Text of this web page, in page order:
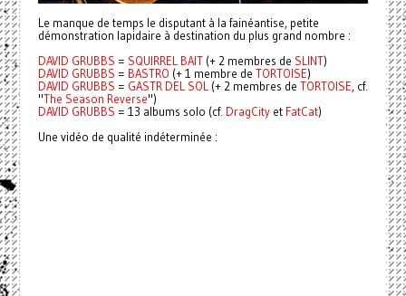
Le manque de temps le disputant à la fainéantise, petite
démonstration lapidaire à destination du plus grand nombre :
DAVID GRUBBS = SQUIRREL BAIT(+ 2 membres de SLINT)
DAVID GRUBBS = BASTRO (+ 1 membre de TORTOISE)
DAVID GRUBBS = GASTR DEL SOL (+ 2 membres de TORTOISE, cf.
"The Season Reverse")
DAVID GRUBBS = 13 albums solo (cf. DragCityet FatCat)
Une vidéo de qualité indéterminée :